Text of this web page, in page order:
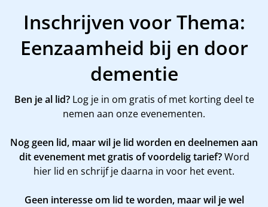
Inschrijven voor Thema:
Eenzaamheid bij en door
dementie
Ben je al lid?Log je in om gratis of met korting deel te
nemen aan onze evenementen.
Nog geen lid, maar wil je lid worden en deelnemen aan
dit evenement met gratis of voordelig tarief?Word
hier lid en schrijf je daarna in voor het event.
Geen interesse om lid te worden, maar wil je wel